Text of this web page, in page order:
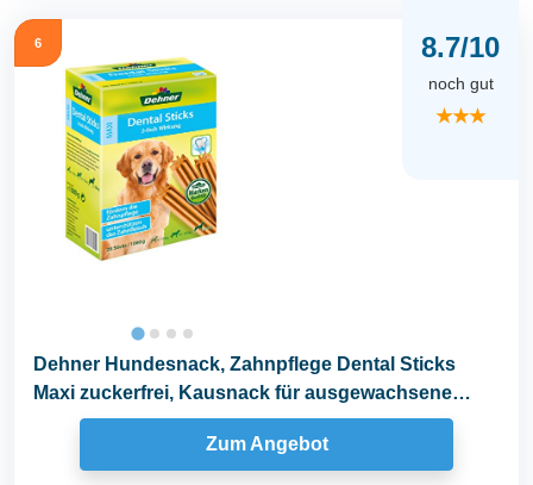
6 8.7/10
noch gut
★★★
Dehner Hundesnack, Zahnpflege Dental Sticks
Maxi zuckerfrei, Kausnack für ausgewachsene
Hunde ab...
Zum Angebot